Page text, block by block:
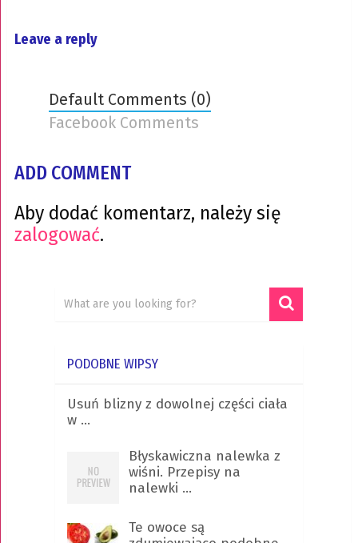
Leave a reply
Default Comments (0)
Facebook Comments
ADD COMMENT
Aby dodać komentarz, należy się
zalogować.
PODOBNE WIPSY
Usuń blizny z dowolnej części ciała
w …
Błyskawiczna nalewka z
wiśni. Przepisy na
nalewki …
Te owoce są